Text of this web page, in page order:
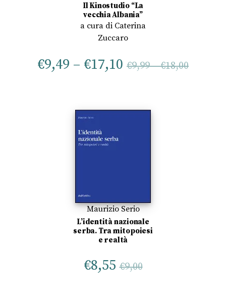
Il Kinostudio “La
vecchia Albania”
a cura di Caterina
Zuccaro
€9,49 – €17,10 €9,99–€18,00
Maurizio Serio
L’identità nazionale
serba. Tra mitopoiesi
e realtà
€8,55 €9,00